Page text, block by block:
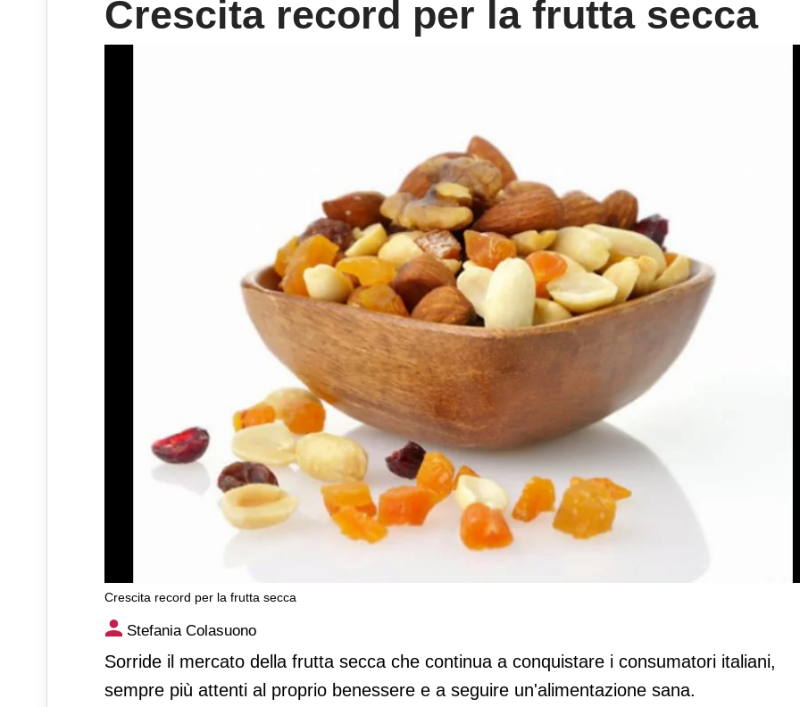
Crescita record per la frutta secca
Crescita record per la frutta secca
Crescita record per la frutta secca
Stefania Colasuono
Sorride il mercato della frutta secca che continua a conquistare i consumatori italiani,
sempre più attenti al proprio benessere e a seguire un'alimentazione sana.